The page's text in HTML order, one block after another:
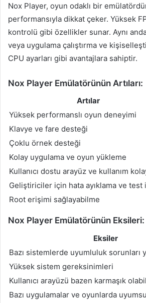
Nox Player, oyun odaklı bir
performansıyla dikkat çeker. Yüksek
kontrolü gibi özellikler sunar. Aynı
veya uygulama çalıştırma ve
CPU ayarları gibi avantajlara sahiptir.
Nox Player Emülatörünün Artıları:
Artılar
Yüksek performanslı oyun deneyimi
Klavye ve fare desteği
Çoklu örnek desteği
Kolay uygulama ve oyun yükleme
Kullanıcı dostu arayüz ve kullanım
Geliştiriciler için hata ayıklama ve test
Root erişimi sağlayabilme
Nox Player Emülatörünün Eksileri:
Eksiler
Bazı sistemlerde uyumluluk sorunları
Yüksek sistem gereksinimleri
Kullanıcı arayüzü bazen karmaşık
Bazı uygulamalar ve oyunlarda